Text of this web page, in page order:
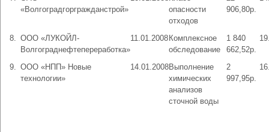
«Волгоградгоргражданстрой»
опасности
отходов
906,80р.
8. ООО «ЛУКОЙЛ-
Волгограднефтепереработка»
11.01.2008 Комплексное
обследование
1 840
662,52р.
9. ООО «НПП» Новые
технологии»
14.01.2008Выполнение
химических
анализов
сточной воды
2
997,95р.